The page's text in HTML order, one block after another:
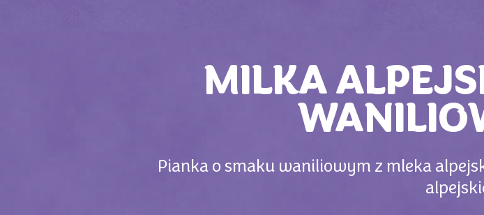
MILKA
Pianka o smaku waniliowym z mleka